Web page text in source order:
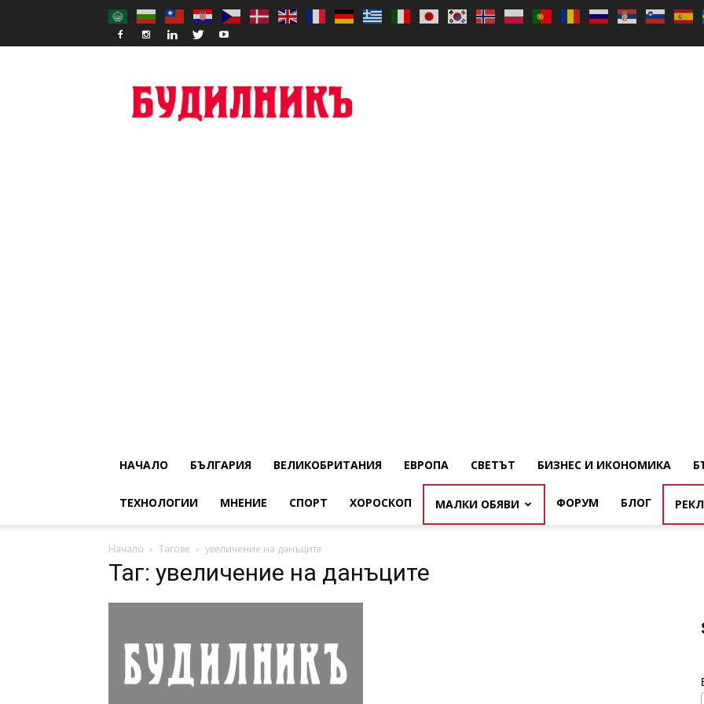
НАЧАЛО БЪЛГАРИЯ ВЕЛИКОБРИТАНИЯ ЕВРОПА СВЕТЪТ БИЗНЕС И ИКОНОМИКА
ТЕХНОЛОГИИ МНЕНИЕ СПОРТ ХОРОСКОП МАЛКИ ОБЯВИ ФОРУМ БЛОГ
Начало Тагове увеличение на данъците
Таг: увеличение на данъците